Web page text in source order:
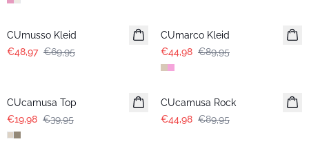
-30%
CUmusso Kleid
€48,97 €69,95
CUmarco Kleid
€44,98 €89,95
CUcamusa Top
€19,98 €39,95
-50%
CUcamusa Rock
€44,98 €89,95
-50%